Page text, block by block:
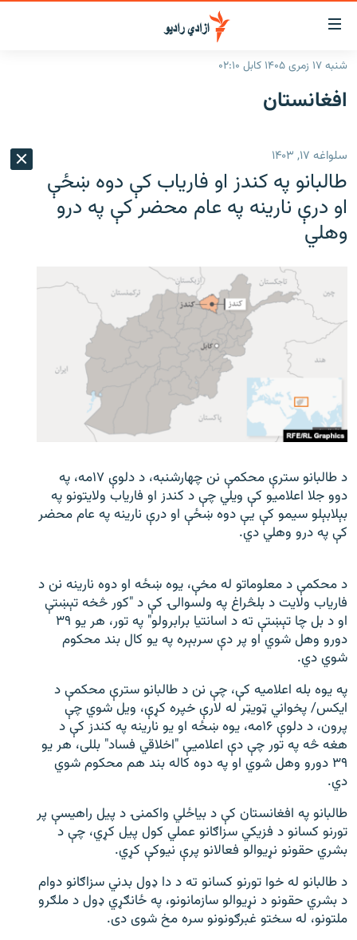
د
لاسرسۍ
وړ
لېنکونه
اصلي
ورتلل
اصلي
مېنو
ورتلل
مراجعه
کورپاڼه
راپورونه
سیمه
منځنی ختیځ
نړۍ
افغانستان
نړۍ
د خپرونو جدول
مرکې
اونیزې خپرونې
د کډوالۍ بحران
'کووېډ-۱۹'
دري پاڼه
Azadi English
راسره ملګري شئ
شنبه ۱۷ زمری ۱۴۰۵ کابل ۰۲:۱۰
افغانستان
سلواغه ۱۷, ۱۴۰۳
طالبانو په کندز او فاریاب کې دوه ښځې
او درې نارینه په عام محضر کې په درو
وهلي
د طالبانو سترې محکمې نن چهارشنبه، د دلوې ۱۷مه، په
دوو جلا اعلامیو کې ویلي چې د کندز او فاریاب ولایتونو په
بېلابېلو سیمو کې یې دوه ښځې او درې نارینه په عام محضر
کې په درو وهلي دي.
د محکمې د معلوماتو له مخې، یوه ښځه او دوه نارینه نن د
فاریاب ولایت د بلڅراغ په ولسوالۍ کې د "کور څخه تېښتې
او د بل چا تېښتې ته د اسانتیا برابرولو" په تور، هر یو ۳۹
دورو وهل شوي او پر دې سربېره په یو کال بند محکوم
شوي دي.
په یوه بله اعلامیه کې، چې نن د طالبانو سترې محکمې د
ایکس/ پخواني ټویټر له لارې خپره کړې، ویل شوي چې
پرون، د دلوې ۱۶مه، یوه ښځه او یو نارینه په کندز کې د
هغه څه په تور چې دې اعلامیې "اخلاقي فساد" بللی، هر یو
۳۹ دورو وهل شوي او په دوه کاله بند هم محکوم شوي
دي.
طالبانو په افغانستان کې د بیاځلي واکمنۍ د پیل راهیسې پر
تورنو کسانو د فزیکي سزاګانو عملي کول پیل کړي، چې د
بشري حقونو نړیوالو فعالانو پرې نیوکې کړي.
د طالبانو له خوا تورنو کسانو ته د دا ډول بدني سزاګانو دوام
د بشري حقونو د نړیوالو سازمانونو، په ځانګړي ډول د ملګرو
ملتونو، له سختو غبرګونونو سره مخ شوی دی.